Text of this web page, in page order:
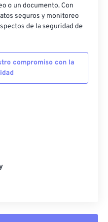
o un documento. Con
seguros y monitoreo
de la seguridad de
compromiso con la